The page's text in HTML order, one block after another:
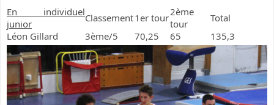
En individuel
junior
Classement1er tour2ème
tour
Total
Léon Gillard
3ème/5 70,25 65 135,3